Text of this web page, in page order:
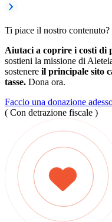
Ti piace il nostro contenuto?
Aiutaci a coprire i costi di
sostieni la missione di
sostenere il principale sito
tasse. Dona ora.
Faccio una donazione
( Con detrazione fiscale )